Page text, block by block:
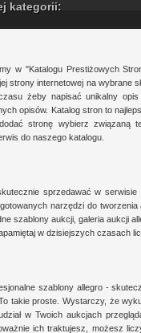
kategorii:
w "Katalogu Prestiżowych
strony internetowej na wybrane
żeby napisać unikalny
opisów. Katalog stron to
stronę wybierz związaną
do naszego katalogu.
sprzedawać w serwisie
narzędzi do
szablony aukcji, galeria aukcji
w dzisiejszych czasach
szablony allegro -
takie proste. Wystarczy, że
w Twoich aukcjach
ich traktujesz, możesz